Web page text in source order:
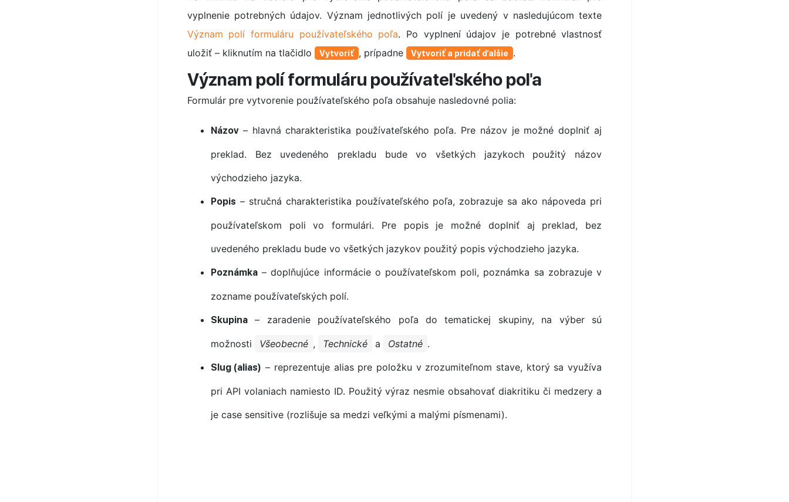
vyplnenie potrebných údajov. Význam jednotlivých polí je uvedený v nasledujúcom texte
Význam polí formuláru používateľského poľa. Po vyplnení údajov je potrebné vlastnosť
uložiť – kliknutím na tlačidlo
Vytvoriť , prípadne Vytvoriť a pridať ďalšie .
Význam polí formuláru používateľského poľa
Formulár pre vytvorenie používateľského poľa obsahuje nasledovné polia:
Názov– hlavná charakteristika používateľského poľa. Pre názov je možné doplniť aj
preklad. Bez uvedeného prekladu bude vo všetkých jazykoch použitý názov
východzieho jazyka.
Popis – stručná charakteristika používateľského poľa, zobrazuje sa ako nápoveda pri
používateľskom poli vo formulári. Pre popis je možné doplniť aj preklad, bez
uvedeného prekladu bude vo všetkých jazykov použitý popis východzieho jazyka.
Poznámka– doplňujúce informácie o používateľskom poli, poznámka sa zobrazuje v
zozname používateľských polí.
Skupina– zaradenie používateľského poľa do tematickej skupiny, na výber sú
možnosti Všeobecné , Technické a Ostatné .
Slug (alias) – reprezentuje alias pre položku v zrozumiteľnom stave, ktorý sa využíva
pri API volaniach namiesto ID. Použitý výraz nesmie obsahovať diakritiku či medzery a
je case sensitive (rozlišuje sa medzi veľkými a malými písmenami).